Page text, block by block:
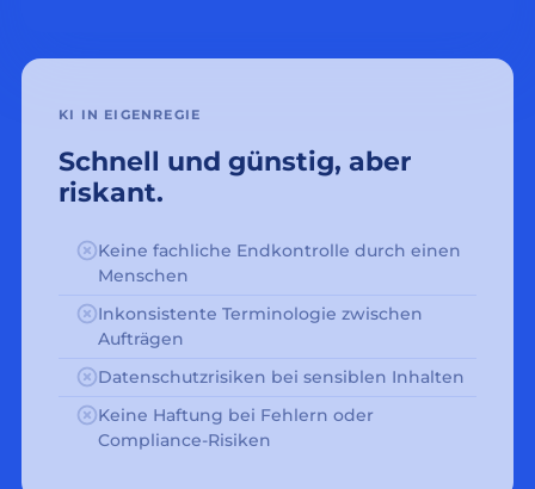
KI IN EIGENREGIE
Schnell und günstig, aber
riskant.
Keine fachliche Endkontrolle durch einen
Menschen
Inkonsistente Terminologie zwischen
Aufträgen
Datenschutzrisiken bei sensiblen Inhalten
Keine Haftung bei Fehlern oder
Compliance-Risiken